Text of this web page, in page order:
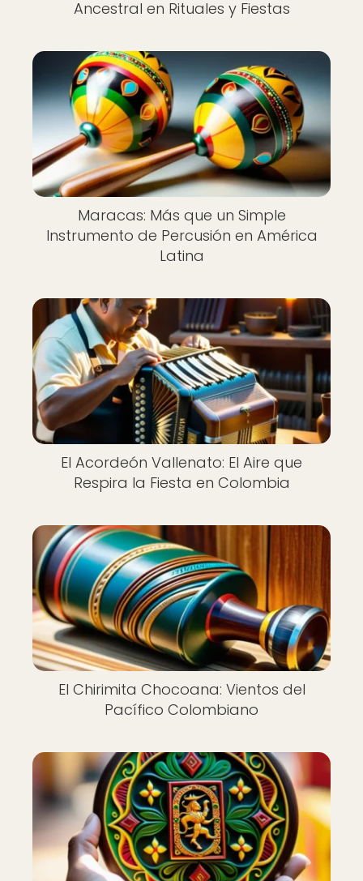
Ancestral en Rituales y Fiestas
Maracas: Más que un Simple
Instrumento de Percusión en América
Latina
El Acordeón Vallenato: El Aire que
Respira la Fiesta en Colombia
El Chirimita Chocoana: Vientos del
Pacífico Colombiano